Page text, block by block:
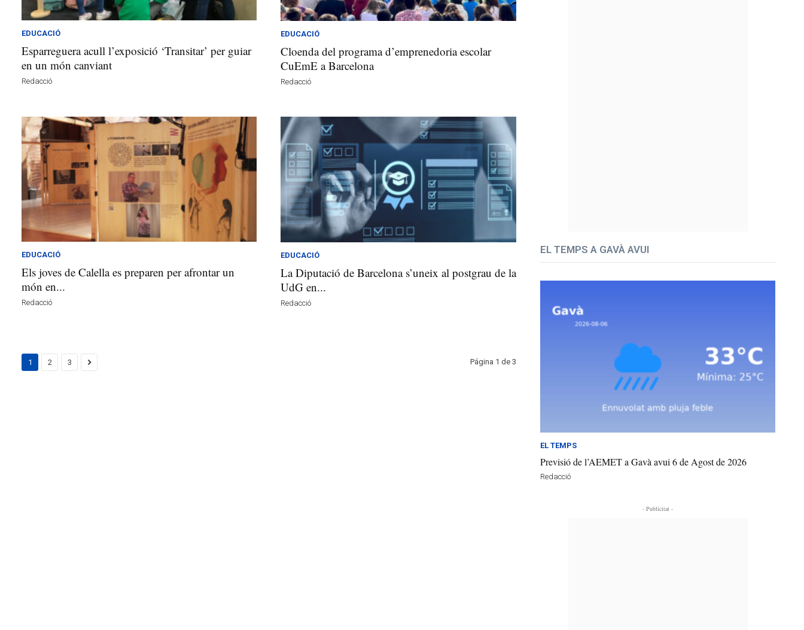
EDUCACIÓ
Esparreguera acull l’exposició ‘Transitar’ per guiar
en un món canviant
Redacció
EDUCACIÓ
Cloenda del programa d’emprenedoria escolar
CuEmE a Barcelona
Redacció
EDUCACIÓ
Els joves de Calella es preparen per afrontar un
món en...
Redacció
EDUCACIÓ
La Diputació de Barcelona s’uneix al postgrau de la
UdG en...
Redacció
1 2 3 Página 1 de 3
EL TEMPS A GAVÀ AVUI
EL TEMPS
Previsió de l’AEMET a Gavà avui 6 de Agost de 2026
Redacció
- Publicitat -